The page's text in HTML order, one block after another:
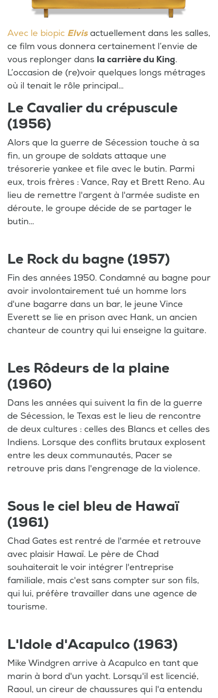
Avec le biopic Elvisactuellement dans les salles,
ce film vous donnera certainement l’envie de
vous replonger dans la carrière du King.
L’occasion de (re)voir quelques longs métrages
où il tenait le rôle principal…
Le Cavalier du crépuscule
(1956)
Alors que la guerre de Sécession touche à sa
fin, un groupe de soldats attaque une
trésorerie yankee et file avec le butin. Parmi
eux, trois frères : Vance, Ray et Brett Reno. Au
lieu de remettre l'argent à l'armée sudiste en
déroute, le groupe décide de se partager le
butin…
Le Rock du bagne (1957)
Fin des années 1950. Condamné au bagne pour
avoir involontairement tué un homme lors
d'une bagarre dans un bar, le jeune Vince
Everett se lie en prison avec Hank, un ancien
chanteur de country qui lui enseigne la guitare.
Les Rôdeurs de la plaine
(1960)
Dans les années qui suivent la fin de la guerre
de Sécession, le Texas est le lieu de rencontre
de deux cultures : celles des Blancs et celles des
Indiens. Lorsque des conflits brutaux explosent
entre les deux communautés, Pacer se
retrouve pris dans l'engrenage de la violence.
Sous le ciel bleu de Hawaï
(1961)
Chad Gates est rentré de l'armée et retrouve
avec plaisir Hawaï. Le père de Chad
souhaiterait le voir intégrer l'entreprise
familiale, mais c'est sans compter sur son fils,
qui lui, préfère travailler dans une agence de
tourisme.
L'Idole d'Acapulco (1963)
Mike Windgren arrive à Acapulco en tant que
marin à bord d'un yacht. Lorsqu'il est licencié,
Raoul, un cireur de chaussures qui l'a entendu